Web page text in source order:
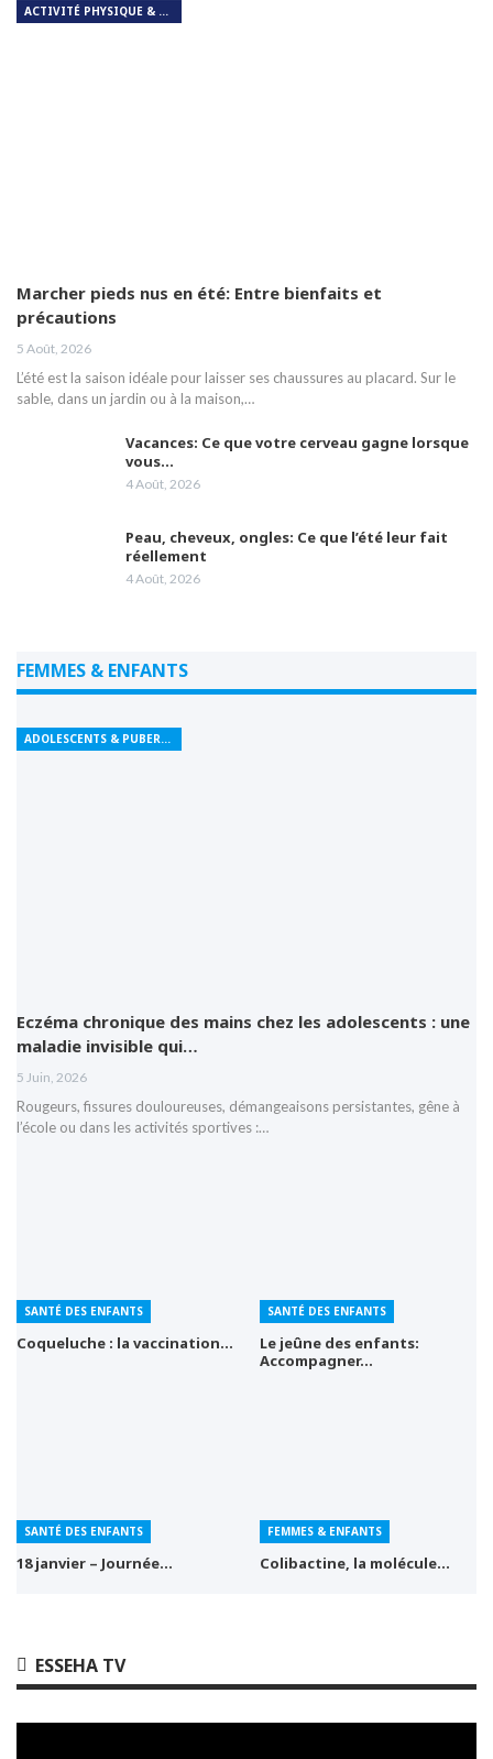
ACTIVITÉ PHYSIQUE & RESPIRATION
Marcher pieds nus en été: Entre bienfaits et
précautions
5 Août, 2026
L’été est la saison idéale pour laisser ses chaussures au placard. Sur le
sable, dans un jardin ou à la maison,…
Vacances: Ce que votre cerveau gagne lorsque
vous…
4 Août, 2026
Peau, cheveux, ongles: Ce que l’été leur fait
réellement
4 Août, 2026
FEMMES & ENFANTS
ADOLESCENTS & PUBERTÉ
Eczéma chronique des mains chez les adolescents : une
maladie invisible qui…
5 Juin, 2026
Rougeurs, fissures douloureuses, démangeaisons persistantes, gêne à
l’école ou dans les activités sportives :…
SANTÉ DES ENFANTS
Coqueluche : la vaccination…
SANTÉ DES ENFANTS
Le jeûne des enfants:
Accompagner…
SANTÉ DES ENFANTS
18 janvier – Journée…
FEMMES & ENFANTS
Colibactine, la molécule…
ESSEHA TV